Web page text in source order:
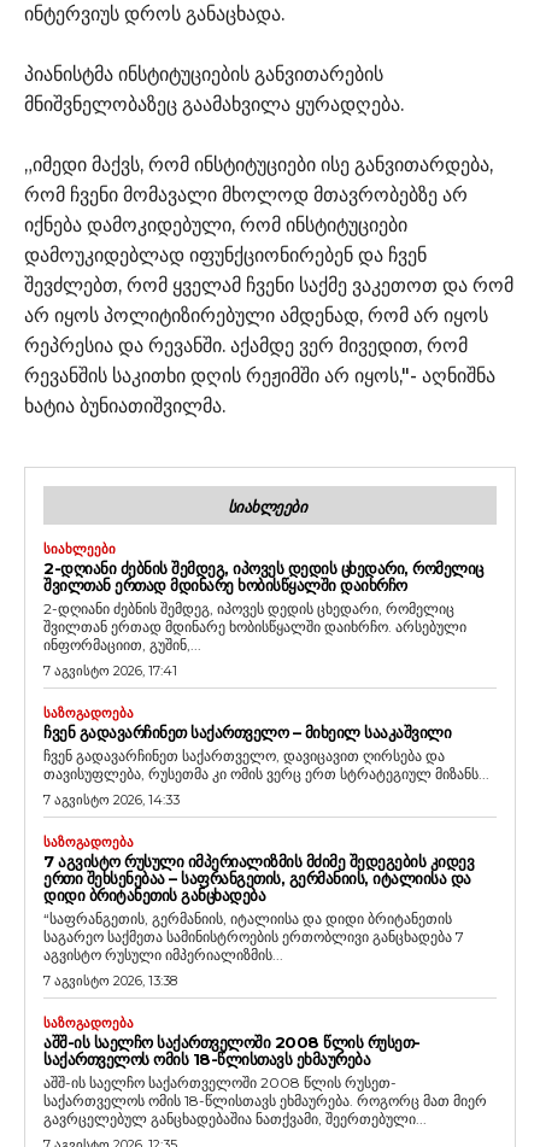
ინტერვიუს დროს განაცხადა.
პიანისტმა ინსტიტუციების განვითარების
მნიშვნელობაზეც გაამახვილა ყურადღება.
„იმედი მაქვს, რომ ინსტიტუციები ისე განვითარდება,
რომ ჩვენი მომავალი მხოლოდ მთავრობებზე არ
იქნება დამოკიდებული, რომ ინსტიტუციები
დამოუკიდებლად იფუნქციონირებენ და ჩვენ
შევძლებთ, რომ ყველამ ჩვენი საქმე ვაკეთოთ და რომ
არ იყოს პოლიტიზირებული ამდენად, რომ არ იყოს
რეპრესია და რევანში. აქამდე ვერ მივედით, რომ
რევანშის საკითხი დღის რეჟიმში არ იყოს,"- აღნიშნა
ხატია ბუნიათიშვილმა.
ᲡᲘᲐᲮᲚᲔᲔᲑᲘ
ᲡᲘᲐᲮᲚᲔᲔᲑᲘ
2-ᲓᲦᲘᲐᲜᲘ ᲫᲔᲑᲜᲘᲡ ᲨᲔᲛᲓᲔᲒ, ᲘᲞᲝᲕᲔᲡ ᲓᲔᲓᲘᲡ ᲪᲮᲔᲓᲐᲠᲘ, ᲠᲝᲛᲔᲚᲘᲪ
ᲨᲕᲘᲚᲗᲐᲜ ᲔᲠᲗᲐᲓ ᲛᲓᲘᲜᲐᲠᲔ ᲮᲝᲑᲘᲡᲬᲧᲐᲚᲨᲘ ᲓᲐᲘᲮᲠᲩᲝ
2-დღიანი ძებნის შემდეგ, იპოვეს დედის ცხედარი, რომელიც
შვილთან ერთად მდინარე ხობისწყალში დაიხრჩო. არსებული
ინფორმაციით, გუშინ,...
7 აგვისტო 2026, 17:41
ᲡᲐᲖᲝᲒᲐᲓᲝᲔᲑᲐ
ᲩᲕᲔᲜ ᲒᲐᲓᲐᲕᲐᲠᲩᲘᲜᲔᲗ ᲡᲐᲥᲐᲠᲗᲕᲔᲚᲝ – ᲛᲘᲮᲔᲘᲚ ᲡᲐᲐᲙᲐᲨᲕᲘᲚᲘ
ჩვენ გადავარჩინეთ საქართველო, დავიცავით ღირსება და
თავისუფლება, რუსეთმა კი ომის ვერც ერთ სტრატეგიულ მიზანს...
7 აგვისტო 2026, 14:33
ᲡᲐᲖᲝᲒᲐᲓᲝᲔᲑᲐ
7 ᲐᲒᲕᲘᲡᲢᲝ ᲠᲣᲡᲣᲚᲘ ᲘᲛᲞᲔᲠᲘᲐᲚᲘᲖᲛᲘᲡ ᲛᲫᲘᲛᲔ ᲨᲔᲓᲔᲒᲔᲑᲘᲡ ᲙᲘᲓᲔᲕ
ᲔᲠᲗᲘ ᲨᲔᲮᲡᲔᲜᲔᲑᲐᲐ – ᲡᲐᲤᲠᲐᲜᲒᲔᲗᲘᲡ, ᲒᲔᲠᲛᲐᲜᲘᲘᲡ, ᲘᲢᲐᲚᲘᲘᲡᲐ ᲓᲐ
ᲓᲘᲓᲘ ᲑᲠᲘᲢᲐᲜᲔᲗᲘᲡ ᲒᲐᲜᲪᲮᲐᲓᲔᲑᲐ
“საფრანგეთის, გერმანიის, იტალიისა და დიდი ბრიტანეთის
საგარეო საქმეთა სამინისტროების ერთობლივი განცხადება 7
აგვისტო რუსული იმპერიალიზმის...
7 აგვისტო 2026, 13:38
ᲡᲐᲖᲝᲒᲐᲓᲝᲔᲑᲐ
ᲐᲨᲨ-ᲘᲡ ᲡᲐᲔᲚᲩᲝ ᲡᲐᲥᲐᲠᲗᲕᲔᲚᲝᲨᲘ 2008 ᲬᲚᲘᲡ ᲠᲣᲡᲔᲗ-
ᲡᲐᲥᲐᲠᲗᲕᲔᲚᲝᲡ ᲝᲛᲘᲡ 18-ᲬᲚᲘᲡᲗᲐᲕᲡ ᲔᲮᲛᲐᲣᲠᲔᲑᲐ
აშშ-ის საელჩო საქართველოში 2008 წლის რუსეთ-
საქართველოს ომის 18-წლისთავს ეხმაურება. როგორც მათ მიერ
გავრცელებულ განცხადებაშია ნათქვამი, შეერთებული...